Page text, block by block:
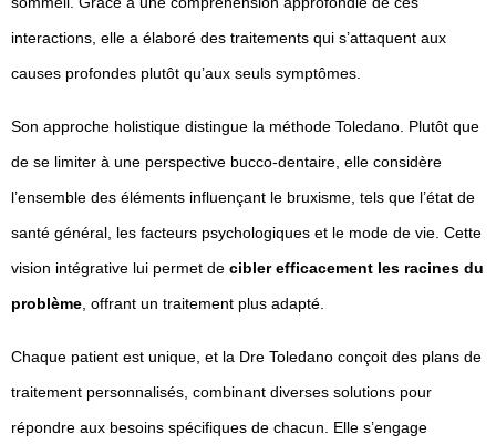
interactions, elle a élaboré des traitements qui s’attaquent aux
causes profondes plutôt qu’aux seuls symptômes.
Son approche holistique distingue la méthode Toledano. Plutôt que
de se limiter à une perspective bucco-dentaire, elle considère
l’ensemble des éléments influençant le bruxisme, tels que l’état de
santé général, les facteurs psychologiques et le mode de vie. Cette
vision intégrative lui permet de cibler efficacement les racines du
problème , offrant un traitement plus adapté.
Chaque patient est unique, et la Dre Toledano conçoit des plans de
traitement personnalisés, combinant diverses solutions pour
répondre aux besoins spécifiques de chacun. Elle s’engage